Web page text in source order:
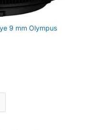
9 mm Olympus